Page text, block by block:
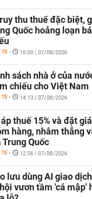
thu thuế đặc biệt,
Quốc hoảng loạn
TẾ - 16:00 | 07/08/2026
sách nhà ở của
chiếu cho Việt Nam
TẾ - 14:13 | 07/08/2026
thuế 15% và đặt
hàng, nhắm thẳng
Trung Quốc
TẾ - 12:56 | 07/08/2026
lưu dùng AI giao
vươn tầm 'cá mập'